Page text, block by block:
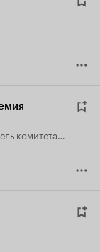
премии